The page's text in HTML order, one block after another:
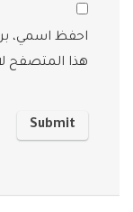
احفظ اسمي،
هذا المتصفح